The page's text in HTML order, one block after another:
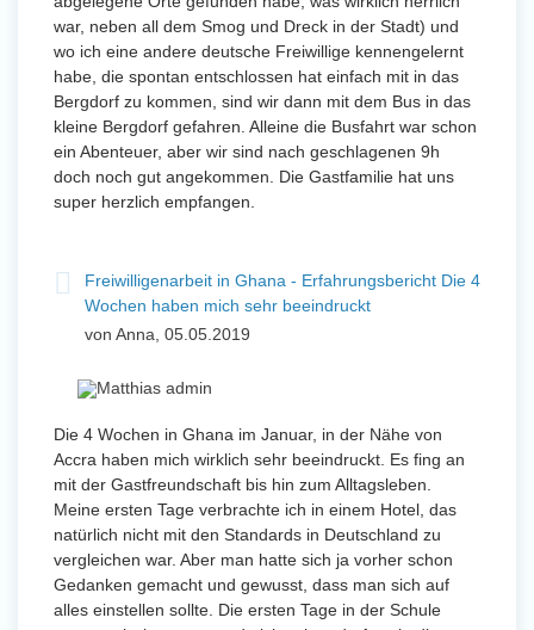
war, neben all dem Smog und Dreck in der Stadt) und
wo ich eine andere deutsche Freiwillige kennengelernt
habe, die spontan entschlossen hat einfach mit in das
Bergdorf zu kommen, sind wir dann mit dem Bus in das
kleine Bergdorf gefahren. Alleine die Busfahrt war schon
ein Abenteuer, aber wir sind nach geschlagenen 9h
doch noch gut angekommen. Die Gastfamilie hat uns
super herzlich empfangen.
Freiwilligenarbeit in Ghana - Erfahrungsbericht Die 4
Wochen haben mich sehr beeindruckt
von Anna, 05.05.2019
Die 4 Wochen in Ghana im Januar, in der Nähe von
Accra haben mich wirklich sehr beeindruckt. Es fing an
mit der Gastfreundschaft bis hin zum Alltagsleben.
Meine ersten Tage verbrachte ich in einem Hotel, das
natürlich nicht mit den Standards in Deutschland zu
vergleichen war. Aber man hatte sich ja vorher schon
Gedanken gemacht und gewusst, dass man sich auf
alles einstellen sollte. Die ersten Tage in der Schule